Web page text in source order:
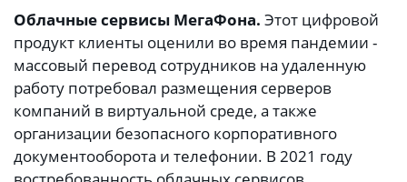
Облачные сервисы МегаФона. Этот цифровой
продукт клиенты оценили во время пандемии -
массовый перевод сотрудников на удаленную
работу потребовал размещения серверов
компаний в виртуальной среде, а также
организации безопасного корпоративного
документооборота и телефонии. В 2021 году